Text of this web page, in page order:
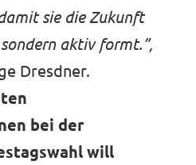
sie die Zukunft
aktiv formt.”,
Dresdner.
bei der
will